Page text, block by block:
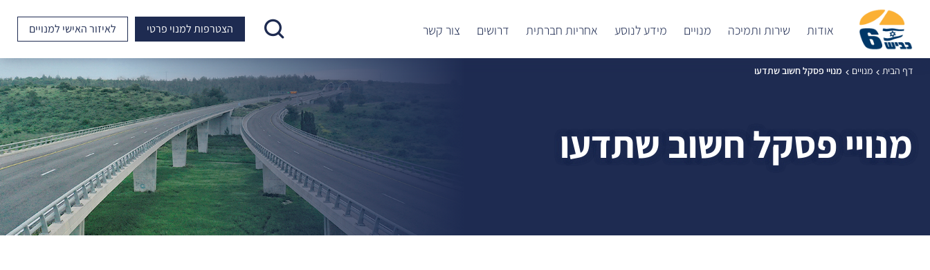
אודות שירות ותמיכה מנויים מידע לנוסע אחריות חברתית דרושים צור קשר הצטרפות למנוי פרטי לאיזור האישי למנויים
דף הבית מנויים מנויי פסקל חשוב שתדעו
מנויי פסקל חשוב שתדעו